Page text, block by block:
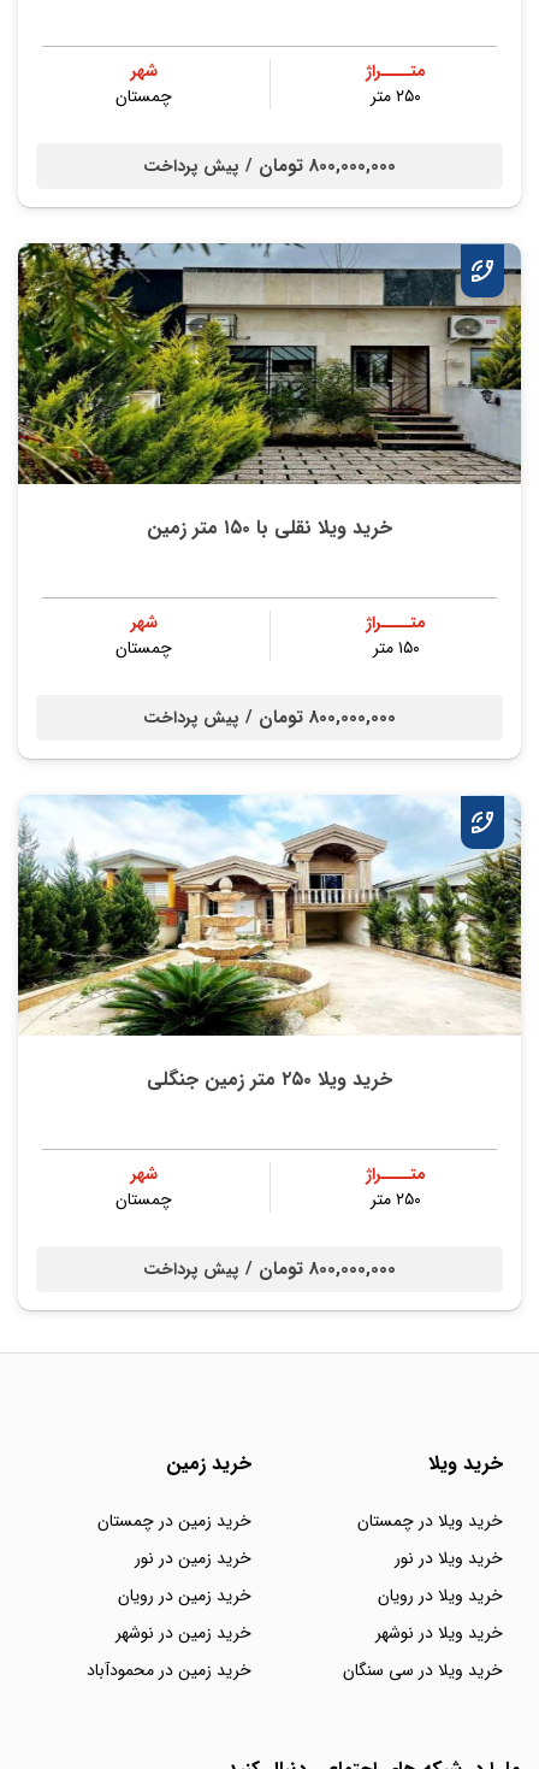
متــــراژ
۲۵۰ متر
شهر
چمستان
800,000,000 تومان / پیش پرداخت
خرید ویلا نقلی با ۱۵۰ متر زمین
متــــراژ
۱۵۰ متر
شهر
چمستان
800,000,000 تومان / پیش پرداخت
خرید ویلا ۲۵۰ متر زمین جنگلی
متــــراژ
۲۵۰ متر
شهر
چمستان
800,000,000 تومان / پیش پرداخت
خرید ویلا
خرید ویلا در چمستان
خرید ویلا در نور
خرید ویلا در رویان
خرید ویلا در نوشهر
خرید ویلا در سی سنگان
خرید زمین
خرید زمین در چمستان
خرید زمین در نور
خرید زمین در رویان
خرید زمین در نوشهر
خرید زمین در محمودآباد